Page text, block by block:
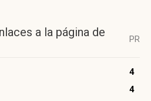
a la página de
PR
4
4